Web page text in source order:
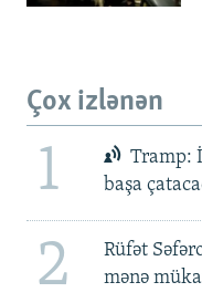
Çox izlənən
1
Tramp:
başa
2
Rüfət
mənə